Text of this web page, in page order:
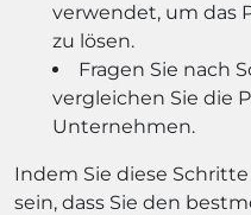
verwendet, um das
zu lösen.
Fragen Sie nach
vergleichen Sie die
Unternehmen.
Indem Sie diese
sein, dass Sie den